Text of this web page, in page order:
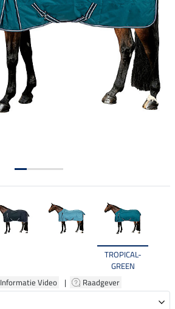
TROPICAL-
GREEN
Informatie Video | Raadgever